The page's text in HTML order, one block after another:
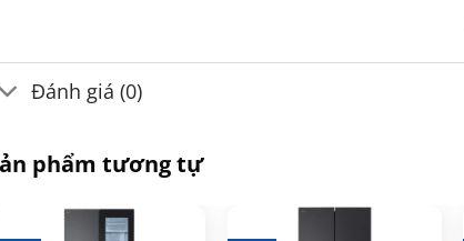
Đánh giá (0)
phẩm tương tự